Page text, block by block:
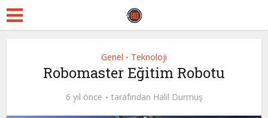
Genel • Teknoloji
Robomaster Eğitim Robotu
6 yıl önce tarafından Halil Durmuş